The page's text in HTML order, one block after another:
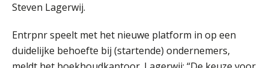
Steven Lagerwij.
Entrpnr speelt met het nieuwe platform in op een
duidelijke behoefte bij (startende) ondernemers,
door Amerikaanse belastingwet
Het functiegemak van de INT bij